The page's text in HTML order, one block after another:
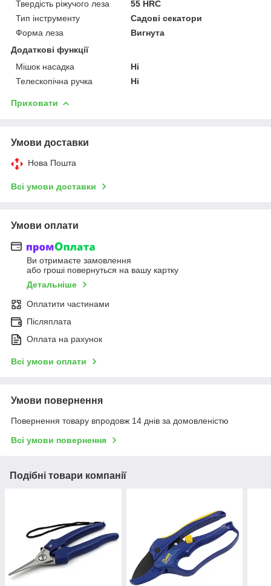
Твердість ріжучого леза
55 HRC
Тип інструменту
Садові секатори
Форма леза
Вигнута
Додаткові функції
Мішок насадка
Ні
Телескопічна ручка
Ні
Приховати
Умови доставки
Нова Пошта
Всі умови доставки
Умови оплати
Ви отримаєте замовлення
або гроші повернуться на вашу картку
Детальніше
Оплатити частинами
Післяплата
Оплата на рахунок
Всі умови оплати
Умови повернення
Повернення товару впродовж 14 днів за домовленістю
Всі умови повернення
Подібні товари компанії